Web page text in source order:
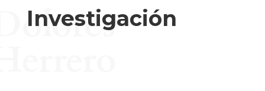
Investigación